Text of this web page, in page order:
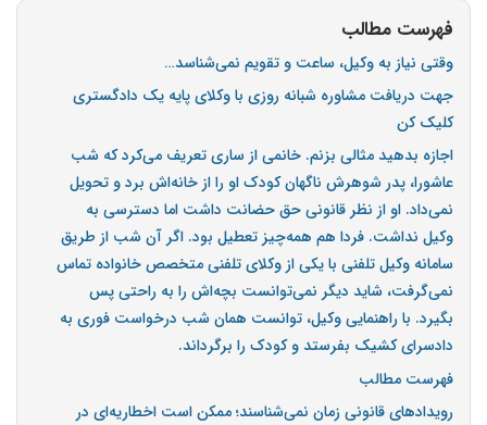
فهرست مطالب
وقتی نیاز به وکیل، ساعت و تقویم نمی‌شناسد…
جهت دریافت مشاوره شبانه روزی با وکلای پایه یک دادگستری
کلیک کن
اجازه بدهید مثالی بزنم. خانمی از ساری تعریف می‌کرد که شب
عاشورا، پدر شوهرش ناگهان کودک او را از خانه‌اش برد و تحویل
نمی‌داد. او از نظر قانونی حق حضانت داشت اما دسترسی به
وکیل نداشت. فردا هم همه‌چیز تعطیل بود. اگر آن شب از طریق
سامانه وکیل تلفنی با یکی از وکلای تلفنی متخصص خانواده تماس
نمی‌گرفت، شاید دیگر نمی‌توانست بچه‌اش را به راحتی پس
بگیرد. با راهنمایی وکیل، توانست همان شب درخواست فوری به
دادسرای کشیک بفرستد و کودک را برگرداند.
فهرست مطالب
رویدادهای قانونی زمان نمی‌شناسند؛ ممکن است اخطاریه‌ای در